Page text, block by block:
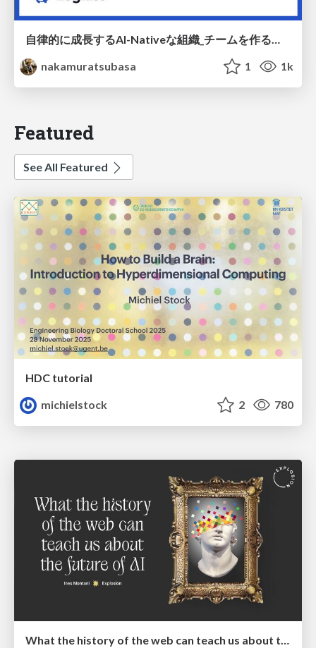
自律的に成長するAI-Nativeな組織_チームを作るために / ai-native
nakamuratsubasa
1 1k
Featured
See All Featured
HDC tutorial
michielstock
2 780
What the history of the web can teach us about the future of AI